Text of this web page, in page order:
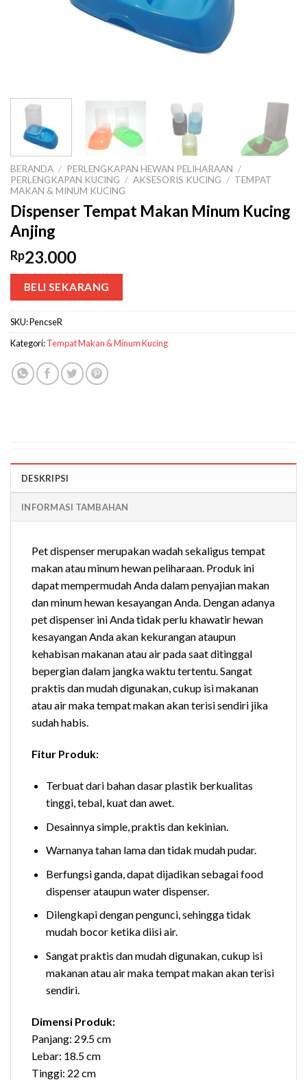
BERANDA / PERLENGKAPAN HEWAN PELIHARAAN /
PERLENGKAPAN KUCING / AKSESORIS KUCING / TEMPAT
MAKAN & MINUM KUCING
Dispenser Tempat Makan Minum Kucing
Anjing
Rp23.000
BELI SEKARANG
SKU:PencseR
Kategori:Tempat Makan & Minum Kucing
DESKRIPSI
INFORMASI TAMBAHAN
Pet dispenser merupakan wadah sekaligus tempat
makan atau minum hewan peliharaan. Produk ini
dapat mempermudah Anda dalam penyajian makan
dan minum hewan kesayangan Anda. Dengan adanya
pet dispenser ini Anda tidak perlu khawatir hewan
kesayangan Anda akan kekurangan ataupun
kehabisan makanan atau air pada saat ditinggal
bepergian dalam jangka waktu tertentu. Sangat
praktis dan mudah digunakan, cukup isi makanan
atau air maka tempat makan akan terisi sendiri jika
sudah habis.
Fitur Produk:
Terbuat dari bahan dasar plastik berkualitas
tinggi, tebal, kuat dan awet.
Desainnya simple, praktis dan kekinian.
Warnanya tahan lama dan tidak mudah pudar.
Berfungsi ganda, dapat dijadikan sebagai food
dispenser ataupun water dispenser.
Dilengkapi dengan pengunci, sehingga tidak
mudah bocor ketika diisi air.
Sangat praktis dan mudah digunakan, cukup isi
makanan atau air maka tempat makan akan terisi
sendiri.
Dimensi Produk:
Panjang: 29.5 cm
Lebar: 18.5 cm
Tinggi: 22 cm